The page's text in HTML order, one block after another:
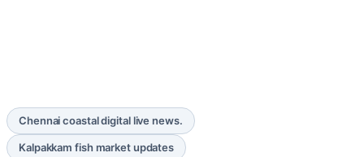
Chennai coastal digital live news.
Kalpakkam fish market updates